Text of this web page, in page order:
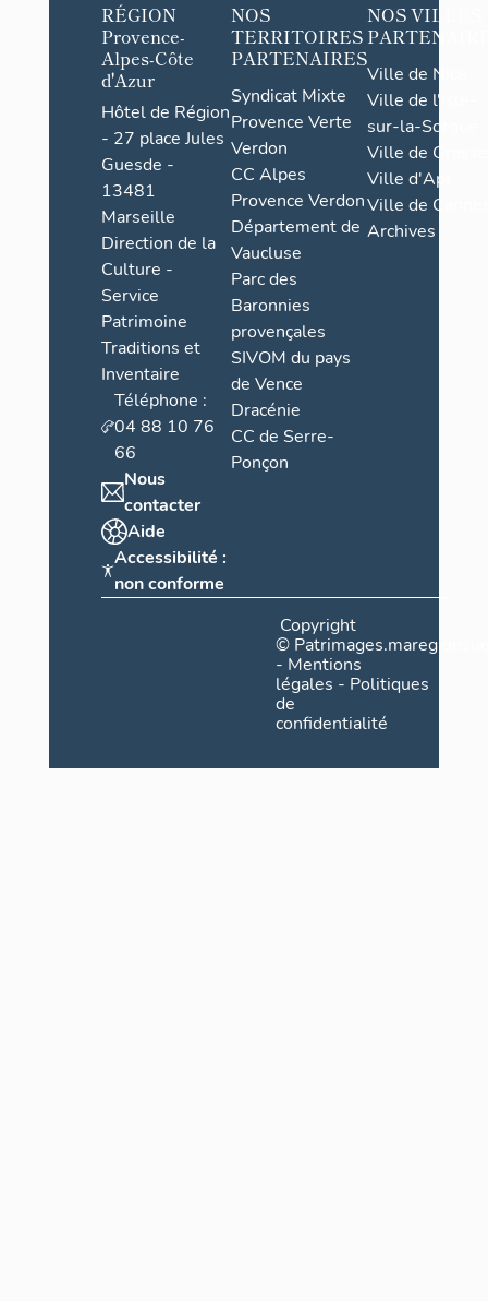
RÉGION
Provence-
Alpes-Côte
d'Azur
Hôtel de Région
- 27 place Jules
Guesde -
13481
Marseille
Direction de la
Culture -
Service
Patrimoine
Traditions et
Inventaire
Téléphone :
04 88 10 76
66
Nous
contacter
Aide
Accessibilité :
non conforme
NOS
TERRITOIRES
PARTENAIRES
Syndicat Mixte
Provence Verte
Verdon
CC Alpes
Provence Verdon
Département de
Vaucluse
Parc des
Baronnies
provençales
SIVOM du pays
de Vence
Dracénie
CC de Serre-
Ponçon
NOS VILLES
Ville de Nice
Ville de l'Isle-
sur-la-Sorgue
Ville de Grasse
Ville d'Apt
Ville de
Archives
Copyright
©
- Mentions
légales - Politiques
de
confidentialité